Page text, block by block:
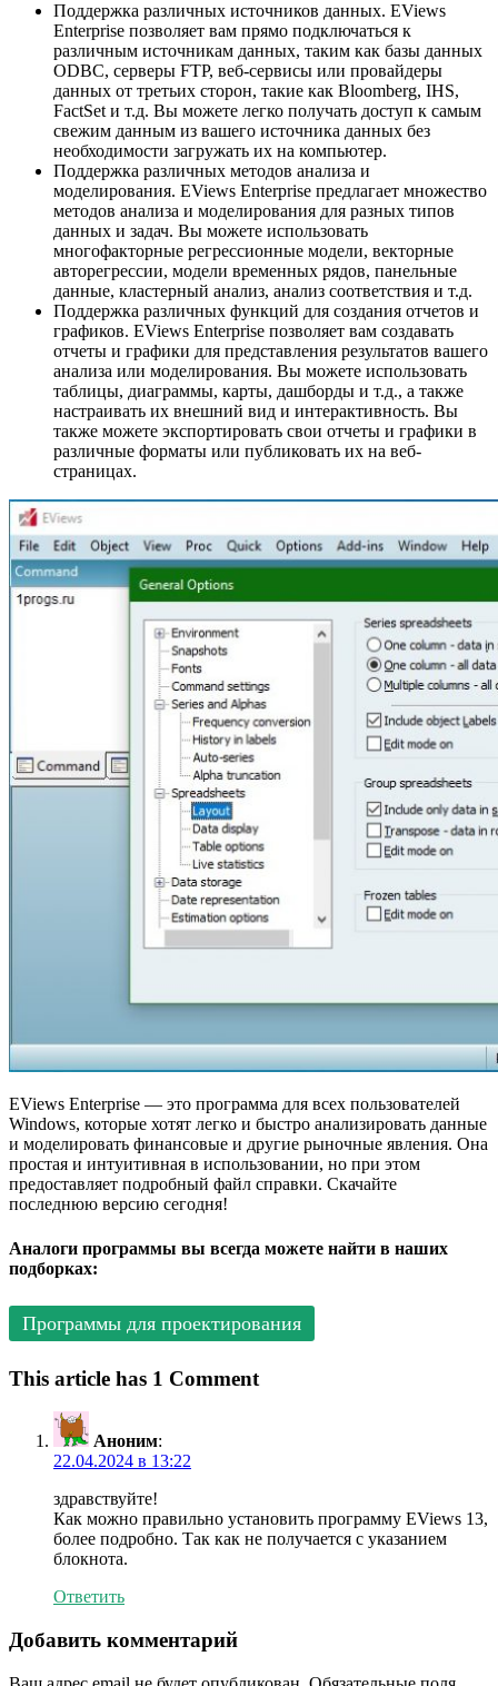
Поддержка различных источников данных. EViews
Enterprise позволяет вам прямо подключаться к
различным источникам данных, таким как базы данных
ODBC, серверы FTP, веб-сервисы или провайдеры
данных от третьих сторон, такие как Bloomberg, IHS,
FactSet и т.д. Вы можете легко получать доступ к самым
свежим данным из вашего источника данных без
необходимости загружать их на компьютер.
Поддержка различных методов анализа и
моделирования. EViews Enterprise предлагает множество
методов анализа и моделирования для разных типов
данных и задач. Вы можете использовать
многофакторные регрессионные модели, векторные
авторегрессии, модели временных рядов, панельные
данные, кластерный анализ, анализ соответствия и т.д.
Поддержка различных функций для создания отчетов и
графиков. EViews Enterprise позволяет вам создавать
отчеты и графики для представления результатов вашего
анализа или моделирования. Вы можете использовать
таблицы, диаграммы, карты, дашборды и т.д., а также
настраивать их внешний вид и интерактивность. Вы
также можете экспортировать свои отчеты и графики в
различные форматы или публиковать их на веб-
страницах.
EViews Enterprise — это программа для всех пользователей
Windows, которые хотят легко и быстро анализировать данные
и моделировать финансовые и другие рыночные явления. Она
простая и интуитивная в использовании, но при этом
предоставляет подробный файл справки. Скачайте
последнюю версию сегодня!
Аналоги программы вы всегда можете найти в наших
подборках:
Программы для проектирования
This article has 1 Comment
Аноним:
22.04.2024 в 13:22
здравствуйте!
Как можно правильно установить программу EViews 13,
более подробно. Так как не получается с указанием
блокнота.
Ответить
Добавить комментарий